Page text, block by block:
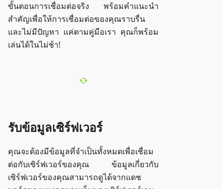
ขั้นตอนการเชื่อมต่อจริง พร้อมคำแนะนำ
สำคัญเพื่อให้การเชื่อมต่อของคุณราบรื่น
และไม่มีปัญหา แค่ตามคู่มือเรา คุณก็พร้อม
เล่นได้ในไม่ช้า!
รับข้อมูลเซิร์ฟเวอร์
คุณจะต้องมีข้อมูลที่จำเป็นทั้งหมดเพื่อเชื่อม
ต่อกับเซิร์ฟเวอร์ของคุณ ข้อมูลเกี่ยวกับ
เซิร์ฟเวอร์ของคุณสามารถดูได้จากแดช